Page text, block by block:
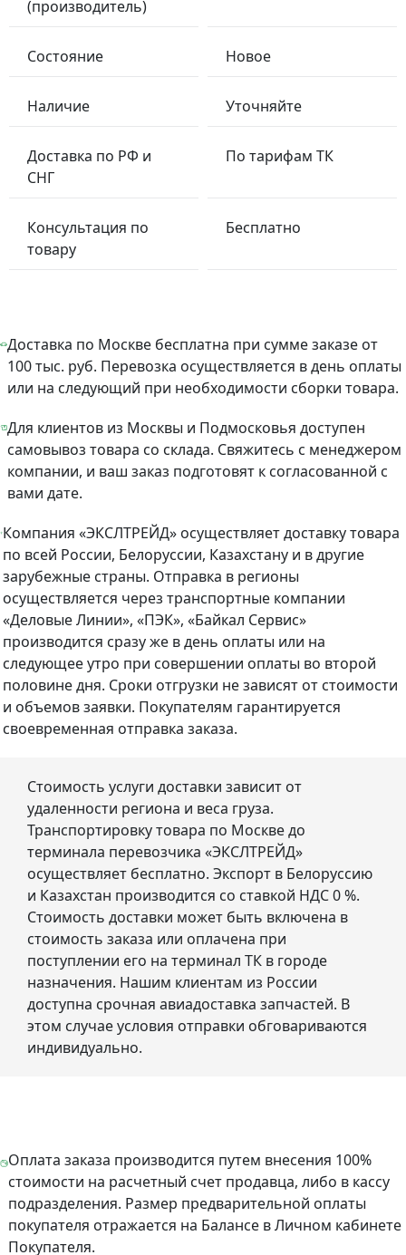
(производитель)
Состояние Новое
Наличие Уточняйте
Доставка по РФ и
СНГ
По тарифам ТК
Консультация по
товару
Бесплатно
Доставка по Москве бесплатна при сумме заказе от
100 тыс. руб. Перевозка осуществляется в день оплаты
или на следующий при необходимости сборки товара.
Для клиентов из Москвы и Подмосковья доступен
самовывоз товара со склада. Свяжитесь с менеджером
компании, и ваш заказ подготовят к согласованной с
вами дате.
Компания «ЭКСЛТРЕЙД» осуществляет доставку товара
по всей России, Белоруссии, Казахстану и в другие
зарубежные страны. Отправка в регионы
осуществляется через транспортные компании
«Деловые Линии», «ПЭК», «Байкал Сервис»
производится сразу же в день оплаты или на
следующее утро при совершении оплаты во второй
половине дня. Сроки отгрузки не зависят от стоимости
и объемов заявки. Покупателям гарантируется
своевременная отправка заказа.
Стоимость услуги доставки зависит от
удаленности региона и веса груза.
Транспортировку товара по Москве до
терминала перевозчика «ЭКСЛТРЕЙД»
осуществляет бесплатно. Экспорт в Белоруссию
и Казахстан производится со ставкой НДС 0 %.
Стоимость доставки может быть включена в
стоимость заказа или оплачена при
поступлении его на терминал ТК в городе
назначения. Нашим клиентам из России
доступна срочная авиадоставка запчастей. В
этом случае условия отправки обговариваются
индивидуально.
Оплата заказа производится путем внесения 100%
стоимости на расчетный счет продавца, либо в кассу
подразделения. Размер предварительной оплаты
покупателя отражается на Балансе в Личном кабинете
Покупателя.